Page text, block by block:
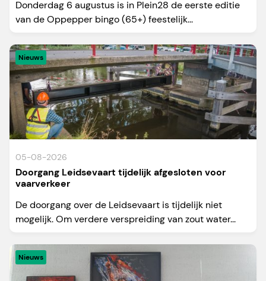
Donderdag 6 augustus is in Plein28 de eerste editie
van de Oppepper bingo (65+) feestelijk...
Nieuws
05-08-2026
Doorgang Leidsevaart tijdelijk afgesloten voor
vaarverkeer
De doorgang over de Leidsevaart is tijdelijk niet
mogelijk. Om verdere verspreiding van zout water...
Nieuws